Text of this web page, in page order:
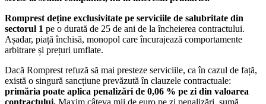
Romprest deține exclusivitate pe serviciile de salubritate din
sectorul 1 pe o durată de 25 de ani de la încheierea contractului.
Așadar, piață închisă, monopol care încurajează comportamente
arbitrare și prețuri umflate.
Dacă Romprest refuză să mai presteze serviciile, ca în cazul de față,
există o singură sancțiune prevăzută în clauzele contractuale:
primăria poate aplica penalizări de 0,06 % pe zi din valoarea
contractului. Maxim câteva mii de euro pe zi penalizări, sumă